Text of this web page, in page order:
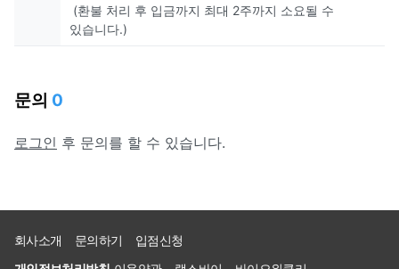
(환불 처리 후 입금까지 최대 2주까지 소요될 수
있습니다.)
문의 0
로그인 후 문의를 할 수 있습니다.
회사소개 문의하기
입점신청